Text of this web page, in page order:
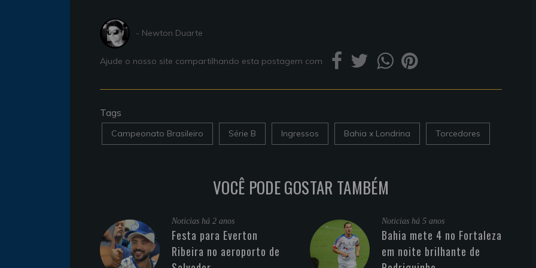
- Newton Duarte
Ajude o nosso site compartilhando esta postagem com
Tags
Campeonato Brasileiro Série B Ingressos Bahia x Londrina Torcedores
VOCÊ PODE GOSTAR TAMBÉM
Noticias há 2 anos
Festa para Everton
Ribeira no aeroporto de
Noticias há 5 anos
Bahia mete 4 no Fortaleza
em noite brilhante de